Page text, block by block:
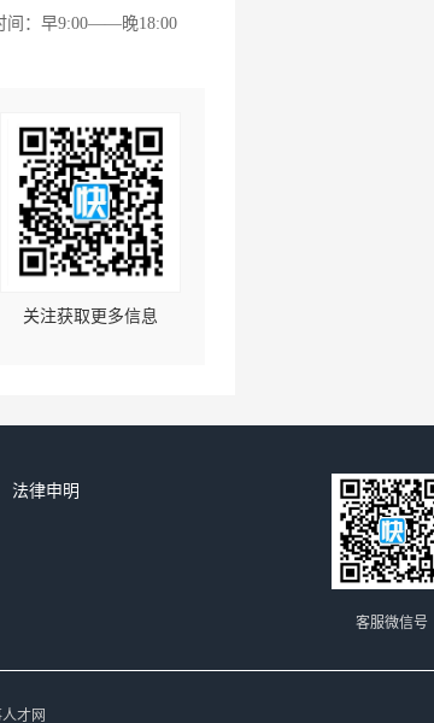
间：早9:00——晚18:00
关注获取更多信息
法律申明
客服微信号
才网